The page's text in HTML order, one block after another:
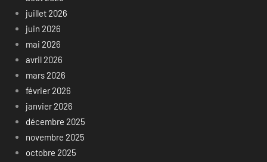
juillet 2026
juin 2026
mai 2026
avril 2026
mars 2026
février 2026
janvier 2026
décembre 2025
novembre 2025
octobre 2025